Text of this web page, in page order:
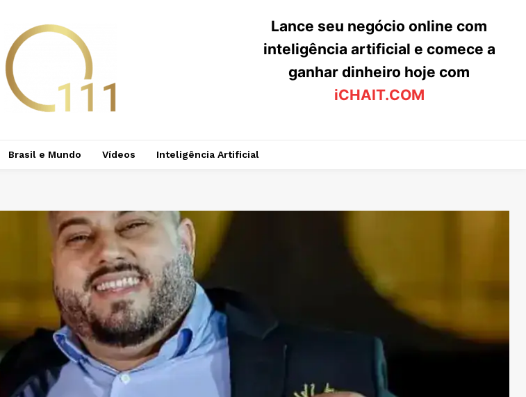
Lance seu negócio online com
inteligência artificial e comece a
ganhar dinheiro hoje com
iCHAIT.COM
Brasil e Mundo Vídeos Inteligência Artificial